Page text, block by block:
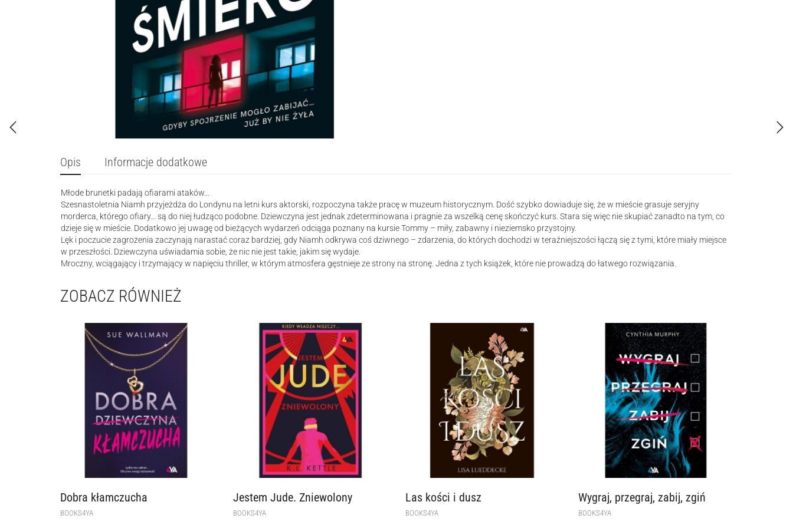
Opis Informacje dodatkowe
Młode brunetki padają ofiarami ataków…
Szesnastoletnia Niamh przyjeżdża do Londynu na letni kurs aktorski, rozpoczyna także pracę w muzeum historycznym. Dość szybko dowiaduje się, że w mieście grasuje seryjny
morderca, którego ofiary… są do niej łudząco podobne. Dziewczyna jest jednak zdeterminowana i pragnie za wszelką cenę skończyć kurs. Stara się więc nie skupiać zanadto na tym, co
dzieje się w mieście. Dodatkowo jej uwagę od bieżących wydarzeń odciąga poznany na kursie Tommy – miły, zabawny i nieziemsko przystojny.
Lęk i poczucie zagrożenia zaczynają narastać coraz bardziej, gdy Niamh odkrywa coś dziwnego – zdarzenia, do których dochodzi w teraźniejszości łączą się z tymi, które miały miejsce
w przeszłości. Dziewczyna uświadamia sobie, że nic nie jest takie, jakim się wydaje.
Mroczny, wciągający i trzymający w napięciu thriller, w którym atmosfera gęstnieje ze strony na stronę. Jedna z tych książek, które nie prowadzą do łatwego rozwiązania.
ZOBACZ RÓWNIEŻ
Dobra kłamczucha
BOOKS4YA
Jestem Jude. Zniewolony
BOOKS4YA
Las kości i dusz
BOOKS4YA
Wygraj, przegraj, zabij, zgiń
BOOKS4YA